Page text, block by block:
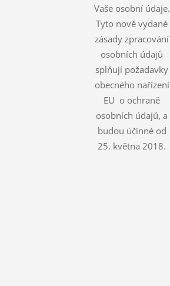
Vaše osobní údaje.
Tyto nově vydané
zásady zpracování
osobních údajů
splňují požadavky
obecného nařízení
EU o ochraně
osobních údajů, a
budou účinné od
25. května 2018.